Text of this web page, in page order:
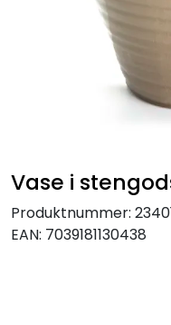
Vase i
Produktnummer:
EAN: 7039181130438
JUL